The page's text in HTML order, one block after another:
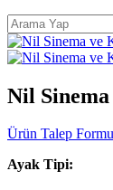
Nil
Ürün Talep Formu
Ayak Tipi: